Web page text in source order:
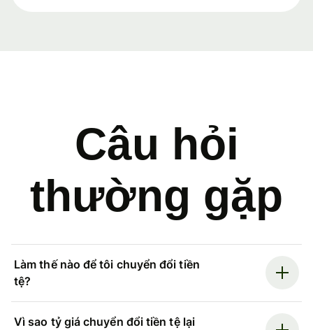
Câu hỏi
thường gặp
Làm thế nào để tôi chuyển đổi tiền
tệ?
Vì sao tỷ giá chuyển đổi tiền tệ lại